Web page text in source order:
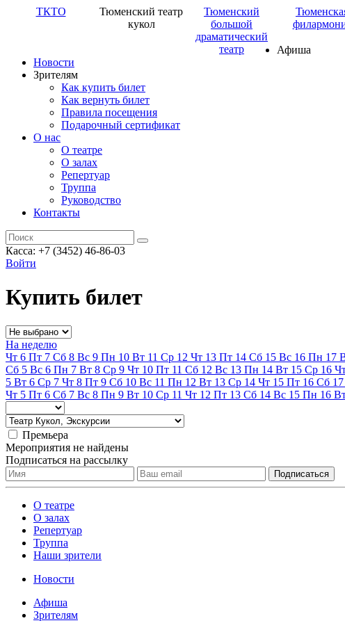
ТКТО
Тюменский театр
кукол
Тюменский
большой
драматический
театр
Афиша
Новости
Зрителям
Как купить билет
Как вернуть билет
Правила посещения
Подарочный сертификат
О нас
О театре
О залах
Репертуар
Труппа
Руководство
Контакты
Касса: +7 (3452) 46-86-03
Войти
Купить билет
На неделю
Чт 6 Пт 7 Сб 8 Вс 9 Пн 10 Вт 11 Ср 12 Чт 13 Пт 14 Сб 15 Вс 16 Пн 17
Сб 5 Вс 6 Пн 7 Вт 8 Ср 9 Чт 10 Пт 11 Сб 12 Вс 13 Пн 14 Вт 15 Ср 16
5 Вт 6 Ср 7 Чт 8 Пт 9 Сб 10 Вс 11 Пн 12 Вт 13 Ср 14 Чт 15 Пт 16 Сб 17
Чт 5 Пт 6 Сб 7 Вс 8 Пн 9 Вт 10 Ср 11 Чт 12 Пт 13 Сб 14 Вс 15 Пн 16
Премьера
Мероприятия не найдены
Подписаться на рассылку
О театре
О залах
Репертуар
Труппа
Наши зрители
Новости
Афиша
Зрителям